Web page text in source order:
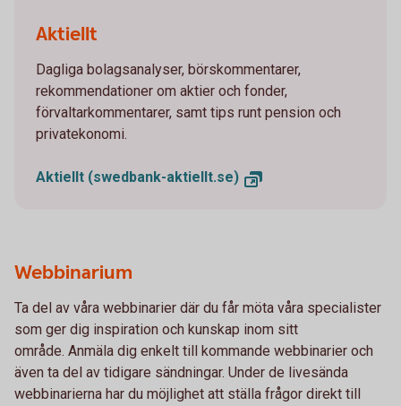
Aktiellt
Dagliga bolagsanalyser, börskommentarer,
rekommendationer om aktier och fonder,
förvaltarkommentarer, samt tips runt pension och
privatekonomi.
Aktiellt (swedbank-aktiellt.se)
Webbinarium
Ta del av våra webbinarier där du får möta våra specialister
som ger dig inspiration och kunskap inom sitt
område. Anmäla dig enkelt till kommande webbinarier och
även ta del av tidigare sändningar. Under de livesända
webbinarierna har du möjlighet att ställa frågor direkt till